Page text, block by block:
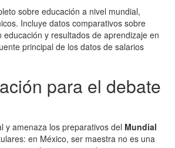
sobre educación a nivel mundial,
Incluye datos comparativos sobre
y resultados de aprendizaje en
principal de los datos de salarios
para el debate
y amenaza los preparativos del Mundial
en México, ser maestra no es una